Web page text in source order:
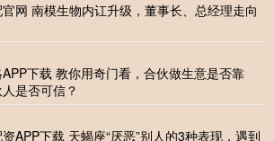
网 南模生物内讧升级，董事长、总经理走向
下载 教你用奇门看，合伙做生意是否靠
是否可信？
APP下载 天蝎座“厌恶”别人的3种表现，遇到